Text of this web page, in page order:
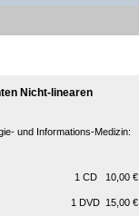
Nicht-linearen
und Informations-Medizin:
1 CD 10,00 €
1 DVD 15,00 €